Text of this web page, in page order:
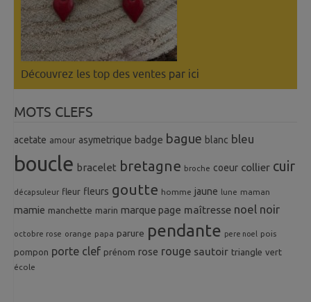
Découvrez les top des ventes par ici
MOTS CLEFS
acetate amour asymetrique badge bague blanc bleu
boucle bracelet bretagne broche coeur collier cuir
décapsuleur fleur fleurs goutte homme jaune lune maman
mamie manchette marin marque page maîtresse noel noir
octobre rose orange papa parure pendante pere noel pois
pompon porte clef prénom rose rouge sautoir triangle vert
école